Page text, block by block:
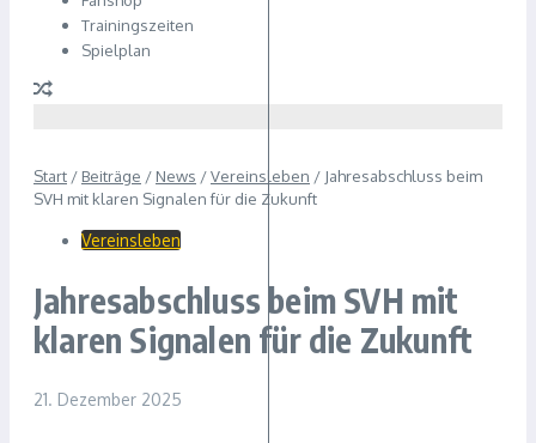
Trainingszeiten
Spielplan
Start / Beiträge / News /Vereinsleben / Jahresabschluss beim
SVH mit klaren Signalen für die Zukunft
Vereinsleben
Jahresabschluss beim SVH mit
klaren Signalen für die Zukunft
21. Dezember 2025